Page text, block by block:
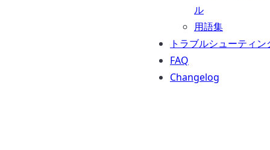
ル
用語集
トラブルシューティン
FAQ
Changelog